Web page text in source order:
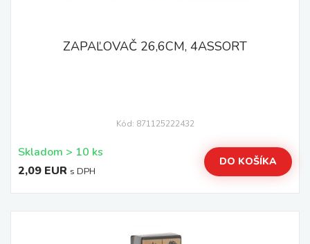
ZAPAĽOVAČ 26,6CM, 4ASSORT
Kód: 871125222432
Skladom > 10 ks
2,09 EUR s DPH
DO KOŠÍKA